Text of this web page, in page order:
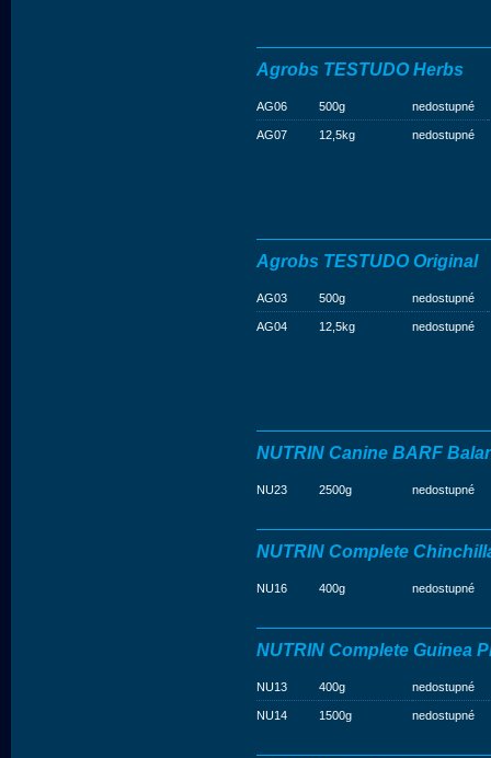
Agrobs TESTUDO Herbs
AG06 500g nedostupné
AG07 12,5kg nedostupné
Agrobs TESTUDO Original
AG03 500g nedostupné
AG04 12,5kg nedostupné
NUTRIN Canine BARF
NU23 2500g nedostupné
NUTRIN Complete
NU16 400g nedostupné
NUTRIN Complete Guinea
NU13 400g nedostupné
NU14 1500g nedostupné